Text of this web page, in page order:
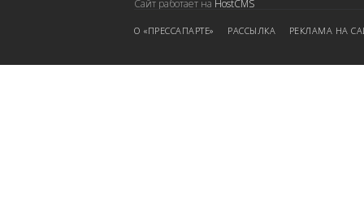
Сайт работает на HostCMS
О «ПРЕССАПАРТЕ» РАССЫЛКА РЕКЛАМА НА